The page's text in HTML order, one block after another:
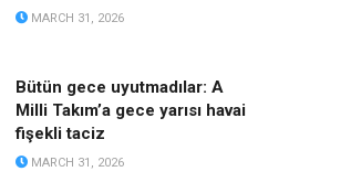
MARCH 31, 2026
Bütün gece uyutmadılar: A
Milli Takım’a gece yarısı havai
fişekli taciz
MARCH 31, 2026